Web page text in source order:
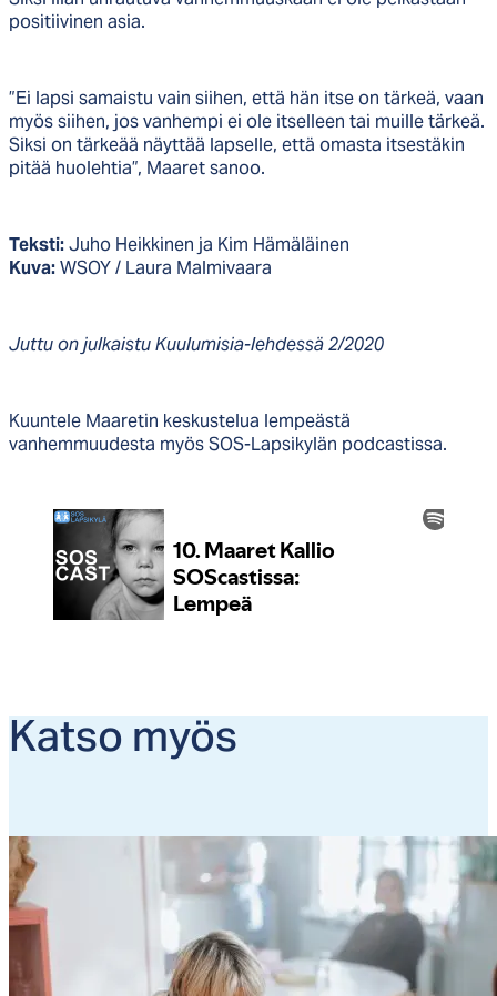
positiivinen asia.
”Ei lapsi samaistu vain siihen, että hän itse on tärkeä, vaan
myös siihen, jos vanhempi ei ole itselleen tai muille tärkeä.
Siksi on tärkeää näyttää lapselle, että omasta itsestäkin
pitää huolehtia”, Maaret sanoo.
Teksti:Juho Heikkinen ja Kim Hämäläinen
Kuva:WSOY / Laura Malmivaara
Juttu on julkaistu Kuulumisia-lehdessä 2/2020
Kuuntele Maaretin keskustelua lempeästä
vanhemmuudesta myös SOS-Lapsikylän podcastissa.
Kat­so myös